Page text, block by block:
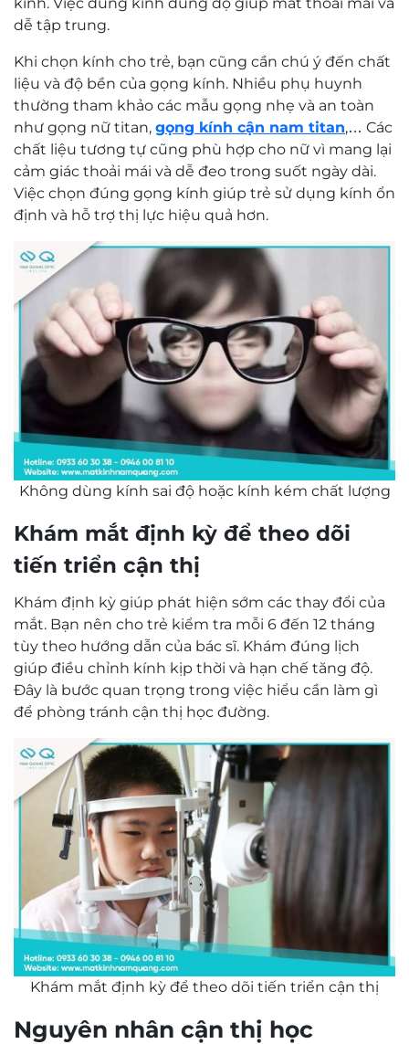
dễ tập trung.
Khi chọn kính cho trẻ, bạn cũng cần chú ý đến chất
liệu và độ bền của gọng kính. Nhiều phụ huynh
thường tham khảo các mẫu gọng nhẹ và an toàn
như gọng nữ titan, gọng kính cận nam titan,… Các
chất liệu tương tự cũng phù hợp cho nữ vì mang lại
cảm giác thoải mái và dễ đeo trong suốt ngày dài.
Việc chọn đúng gọng kính giúp trẻ sử dụng kính ổn
định và hỗ trợ thị lực hiệu quả hơn.
Không dùng kính sai độ hoặc kính kém chất lượng
Khám mắt định kỳ để theo dõi
tiến triển cận thị
Khám định kỳ giúp phát hiện sớm các thay đổi của
mắt. Bạn nên cho trẻ kiểm tra mỗi 6 đến 12 tháng
tùy theo hướng dẫn của bác sĩ. Khám đúng lịch
giúp điều chỉnh kính kịp thời và hạn chế tăng độ.
Đây là bước quan trọng trong việc hiểu cần làm gì
để phòng tránh cận thị học đường.
Khám mắt định kỳ để theo dõi tiến triển cận thị
Nguyên nhân cận thị học